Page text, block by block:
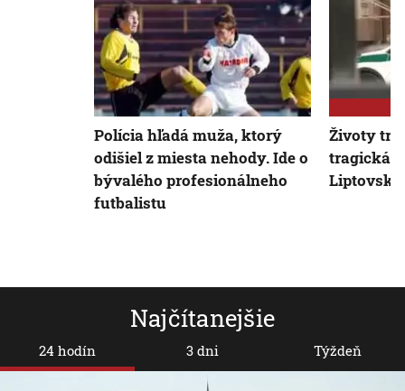
Najčítanejšie
24 hodín 3 dni Týždeň
Polícia hľadá muža, ktorý
odišiel z miesta nehody. Ide o
bývalého profesionálneho
futbalistu
Životy
tragická